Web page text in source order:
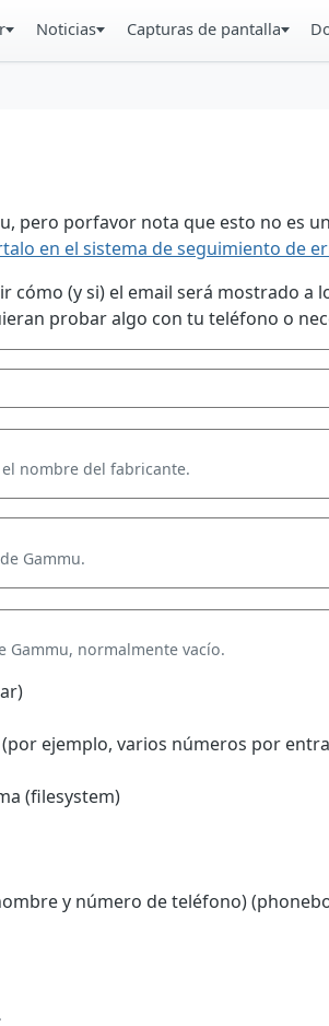
Noticias Capturas de pantalla
pero porfavor nota que esto no es
en el sistema de seguimiento de
(y si) el email será mostrado a
probar algo con tu teléfono o
nombre del fabricante.
Gammu.
normalmente vacío.
ejemplo, varios números por
(filesystem)
y número de teléfono)